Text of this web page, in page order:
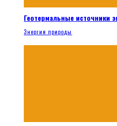
Геотермальные источники
Энергия природы